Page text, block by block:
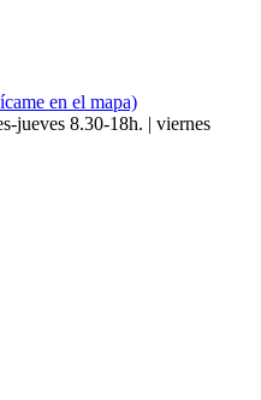
en el mapa)
jueves 8.30-18h. | viernes